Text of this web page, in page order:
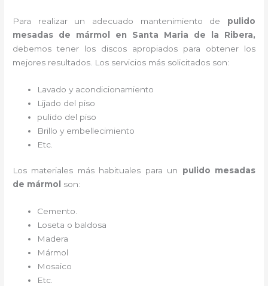
Para realizar un adecuado mantenimiento de pulido
mesadas de mármol en Santa Maria de la Ribera,
debemos tener los discos apropiados para obtener los
mejores resultados. Los servicios más solicitados son:
Lavado y acondicionamiento
Lijado del piso
pulido del piso
Brillo y embellecimiento
Etc.
Los materiales más habituales para un pulido mesadas
de mármol
son:
Cemento.
Loseta o baldosa
Madera
Mármol
Mosaico
Etc.